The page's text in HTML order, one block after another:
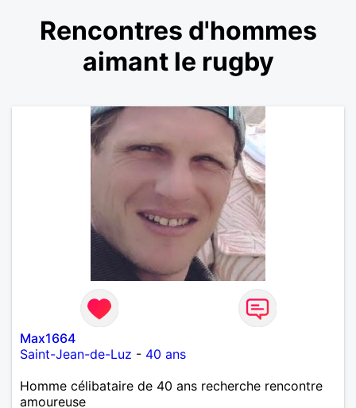
Rencontres d'hommes
aimant le rugby
Max1664
Saint-Jean-de-Luz - 40 ans
Homme célibataire de 40 ans recherche rencontre
amoureuse